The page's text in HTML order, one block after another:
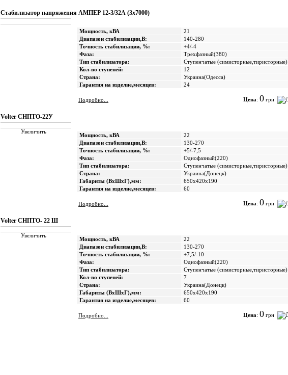
Стабилизатор напряжения АМПЕР 12-3/32А (3х7000)
Мощность, кВА
21
Диапазон стабилизации,В:
140-280
Точность стабилизации, %:
+4/-4
Фаза:
Трехфазный(380)
Тип стабилизатора:
Ступенчатые (cимисторные,тиристорные)
Кол-во ступеней:
12
Страна:
Украина(Одесса)
Гарантия на изделие,месяцев:
24
Цена: 0 грн
Подробно...
Volter СНПТО-22У
Увеличить
Мощность, кВА
22
Диапазон стабилизации,В:
130-270
Точность стабилизации, %:
+5/-7,5
Фаза:
Однофазный(220)
Тип стабилизатора:
Ступенчатые (cимисторные,тиристорные)
Страна:
Украина(Донецк)
Габариты (ВхШхГ),мм:
650х420х190
Гарантия на изделие,месяцев:
60
Цена: 0 грн
Подробно...
Volter СНПТО- 22 Ш
Увеличить
Мощность, кВА
22
Диапазон стабилизации,В:
130-270
Точность стабилизации, %:
+7,5/-10
Фаза:
Однофазный(220)
Тип стабилизатора:
Ступенчатые (cимисторные,тиристорные)
Кол-во ступеней:
7
Страна:
Украина(Донецк)
Габариты (ВхШхГ),мм:
650х420х190
Гарантия на изделие,месяцев:
60
Цена: 0 грн
Подробно...